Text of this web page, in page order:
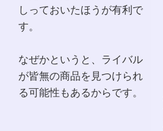
しっておいたほうが有利で
す。
なぜかというと、ライバル
が皆無の商品を見つけられ
る可能性もあるからです。